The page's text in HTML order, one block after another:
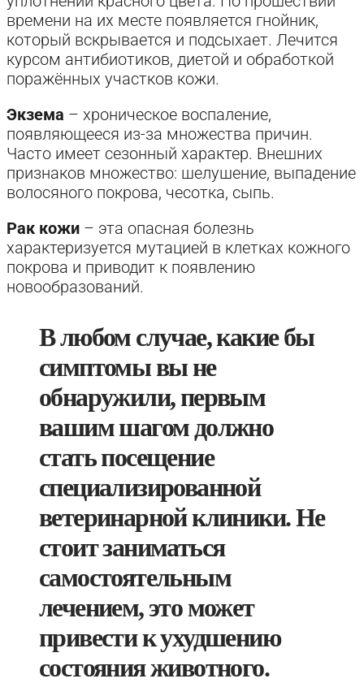
времени на их месте появляется гнойник,
который вскрывается и подсыхает. Лечится
курсом антибиотиков, диетой и обработкой
поражённых участков кожи.
Экзема – хроническое воспаление,
появляющееся из-за множества причин.
Часто имеет сезонный характер. Внешних
признаков множество: шелушение, выпадение
волосяного покрова, чесотка, сыпь.
Рак кожи – эта опасная болезнь
характеризуется мутацией в клетках кожного
покрова и приводит к появлению
новообразований.
В любом случае, какие бы
симптомы вы не
обнаружили, первым
вашим шагом должно
стать посещение
специализированной
ветеринарной клиники. Не
стоит заниматься
самостоятельным
лечением, это может
привести к ухудшению
состояния животного.